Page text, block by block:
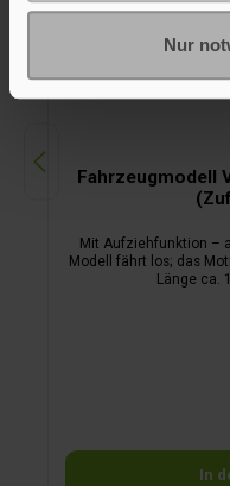
Nur
Fahrzeugmodell
Mit Aufziehfunktion –
Modell fährt los; das
Länge ca.
In